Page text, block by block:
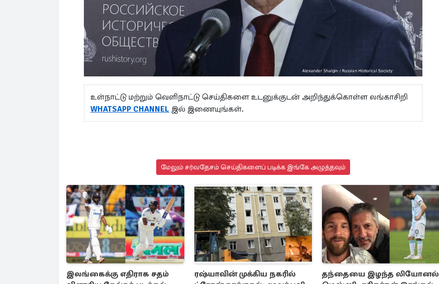
உள்நாட்டு மற்றும் வெளிநாட்டு செய்திகளை உடனுக்குடன் அறிந்துக்கொள்ள லங்காசிறி
WHATSAPP CHANNEL இல் இணையுங்கள்.
மேலும் சர்வதேசம் செய்திகளைப் படிக்க இங்கே அழுத்தவும்
இலங்கைக்கு எதிராக சதம்
ரஷ்யாவின் முக்கிய நகரில்
தந்தையை இழந்த லியோனல்